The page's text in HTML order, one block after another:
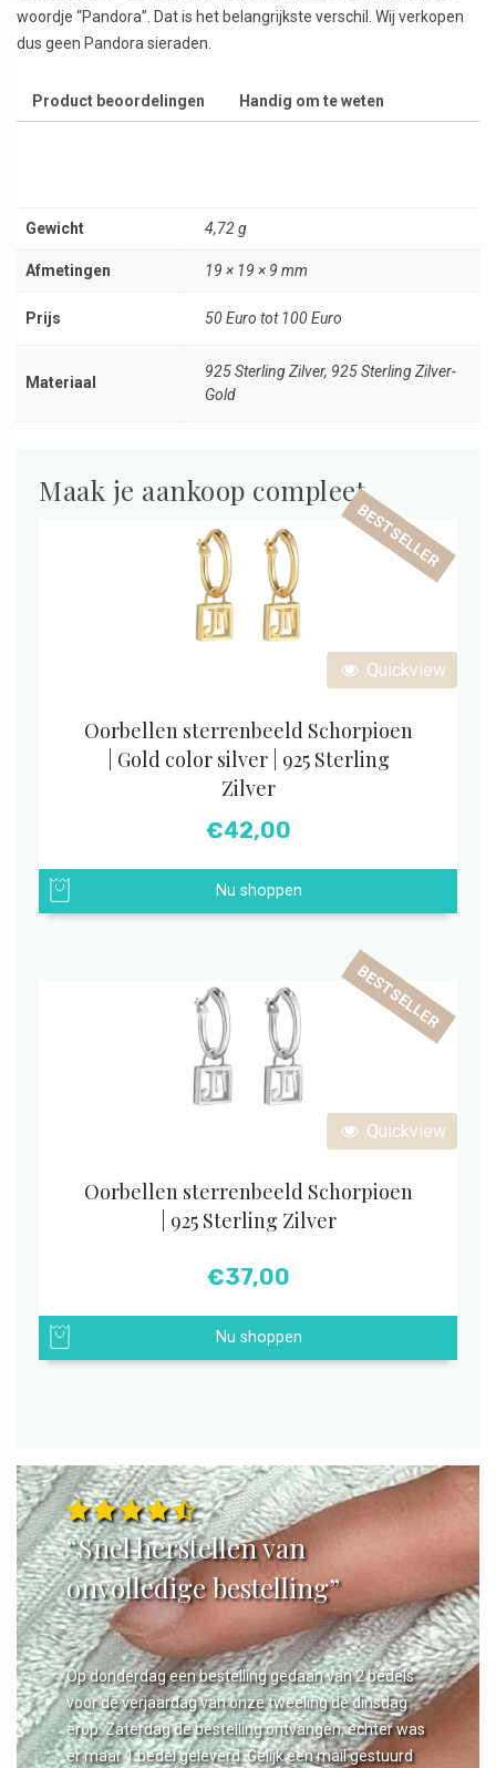
woordje “Pandora”. Dat is het belangrijkste verschil. Wij verkopen
dus geen Pandora sieraden.
Product beoordelingen Handig om te weten
Gewicht 4,72 g
Afmetingen 19 × 19 × 9 mm
Prijs 50 Euro tot 100 Euro
Materiaal
925 Sterling Zilver, 925 Sterling Zilver-
Gold
Maak je aankoop compleet
Quickview
BESTSELLER
Oorbellen sterrenbeeld Schorpioen
| Gold color silver | 925 Sterling
Zilver
€42,00
Nu shoppen
Quickview
BESTSELLER
Oorbellen sterrenbeeld Schorpioen
| 925 Sterling Zilver
€37,00
Nu shoppen
“Snel herstellen van
onvolledige bestelling”
Op donderdag een bestelling gedaan van 2 bedels
voor de verjaardag van onze tweeling de dinsdag
erop. Zaterdag de bestelling ontvangen, echter was
er maar 1 bedel geleverd. Gelijk een mail gestuurd